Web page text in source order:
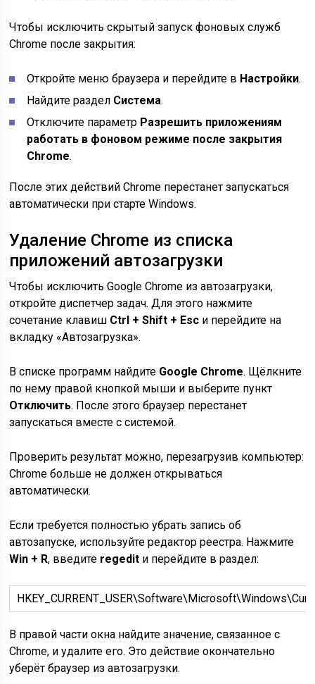
Чтобы исключить скрытый запуск фоновых служб
Chrome после закрытия:
Откройте меню браузера и перейдите в Настройки.
Найдите раздел Система.
Отключите параметр Разрешить приложениям
работать в фоновом режиме после закрытия
Chrome.
После этих действий Chrome перестанет запускаться
автоматически при старте Windows.
Удаление Chrome из списка
приложений автозагрузки
Чтобы исключить Google Chrome из автозагрузки,
откройте диспетчер задач. Для этого нажмите
сочетание клавиш Ctrl + Shift + Esc и перейдите на
вкладку «Автозагрузка».
В списке программ найдите Google Chrome. Щёлкните
по нему правой кнопкой мыши и выберите пункт
Отключить. После этого браузер перестанет
запускаться вместе с системой.
Проверить результат можно, перезагрузив компьютер:
Chrome больше не должен открываться
автоматически.
Если требуется полностью убрать запись об
автозапуске, используйте редактор реестра. Нажмите
Win + R, введите regedit и перейдите в раздел:
В правой части окна найдите значение, связанное с
Chrome, и удалите его. Это действие окончательно
уберёт браузер из автозагрузки.